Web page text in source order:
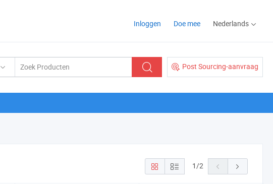
Inloggen Doe mee Nederlands
Post Sourcing-aanvraag
1/2